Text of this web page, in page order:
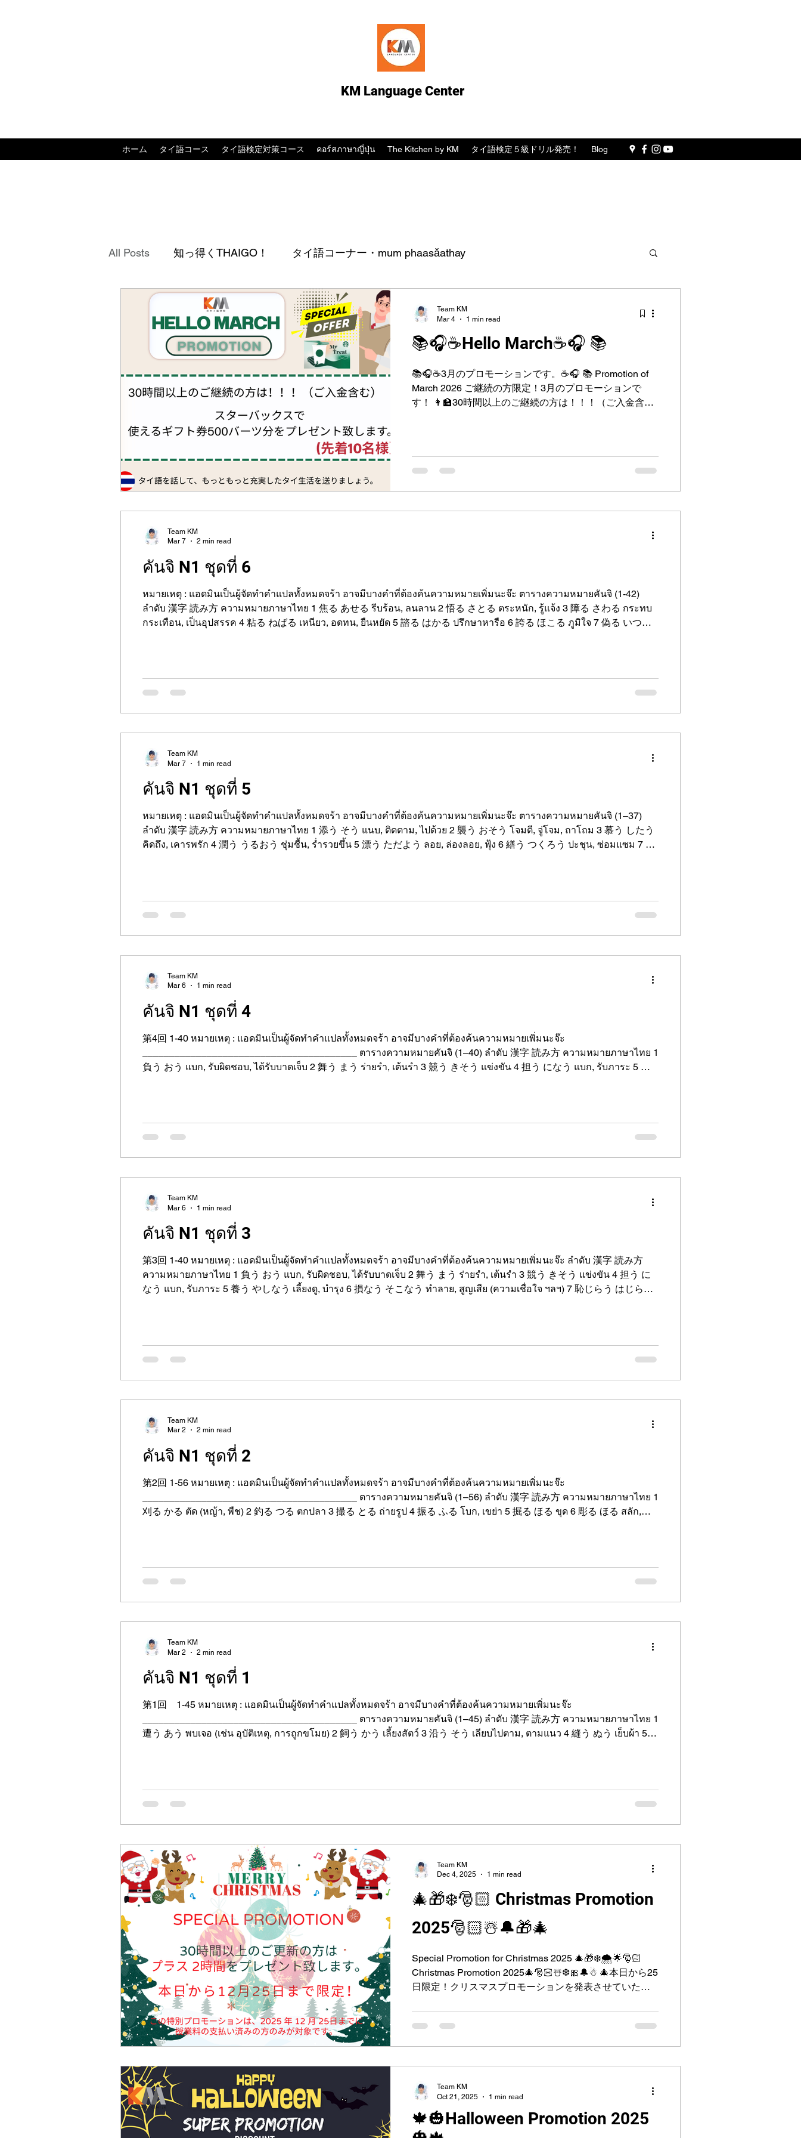
KM Language Center
ホーム タイ語コース タイ語検定対策コース คอร์สภาษาญี่ปุ่น The Kitchen by KM タイ語検定５級ドリル発売！ Blog
All Posts 知っ得くTHAIGO！ タイ語コーナー・mum phaasǎathay
日本語クラス・ห้องเรียนภาษาญี่ปุ่น・สรุปN5
📚🎧☕Hello March☕🎧 📚
📚🎧☕3月のプロモーションです。☕🎧 📚 Promotion of
March 2026 ご継続の方限定！3月のプロモーションで
す！ 👩‍🏫30時間以上のご継続の方は！！！（ご入金含
にもっと充実したタイ生活を送りましょう。 是非このチ
ャンスを見逃さないようにしてくださいね。 その他ご質
問やご相談ございましたらいつでもご連絡お待ちしてお
มีนาคม พิเศษสำหรับนักเรียนปัจจุบันที่จะต่อคอร์สเท่านั้นจร้า!
Team KM
Mar 4
1 min read
คันจิ N1 ชุดที่ 6
หมายเหตุ : แอดมินเป็นผู้จัดทำคำแปลทั้งหมดจร้า อาจมีบางคำที่ต้องค้นความหมายเพิ่มนะจ๊ะ ตารางความหมายคันจิ (1-42)
ลำดับ 漢字 読み方 ความหมายภาษาไทย 1 焦る あせる รีบร้อน, ลนลาน 2 悟る さとる ตระหนัก, รู้แจ้ง 3 障る さわる กระทบ
กระเทือน, เป็นอุปสรรค 4 粘る ねばる เหนียว, อดทน, ยืนหยัด 5 諮る はかる ปรึกษาหารือ 6 誇る ほこる ภูมิใจ 7 偽る いつわ
Team KM
Mar 7
2 min read
คันจิ N1 ชุดที่ 5
หมายเหตุ : แอดมินเป็นผู้จัดทำคำแปลทั้งหมดจร้า อาจมีบางคำที่ต้องค้นความหมายเพิ่มนะจ๊ะ ตารางความหมายคันจิ (1–37)
ลำดับ 漢字 読み方 ความหมายภาษาไทย 1 添う そう แนบ, ติดตาม, ไปด้วย 2 襲う おそう โจมตี, จู่โจม, ถาโถม 3 慕う したう
คิดถึง, เคารพรัก 4 潤う うるおう ชุ่มชื้น, ร่ำรวยขึ้น 5 漂う ただよう ลอย, ล่องลอย, ฟุ้ง 6 繕う つくろう ปะชุน, ซ่อมแซม 7 賄
Team KM
Mar 7
1 min read
คันจิ N1 ชุดที่ 4
第4回 1-40 หมายเหตุ : แอดมินเป็นผู้จัดทำคำแปลทั้งหมดจร้า อาจมีบางคำที่ต้องค้นความหมายเพิ่มนะจ๊ะ
________________________________________ ตารางความหมายคันจิ (1–40) ลำดับ 漢字 読み方 ความหมายภาษาไทย 1
負う おう แบก, รับผิดชอบ, ได้รับบาดเจ็บ 2 舞う まう ร่ายรำ, เต้นรำ 3 競う きそう แข่งขัน 4 担う になう แบก, รับภาระ 5 養
Team KM
Mar 6
1 min read
คันจิ N1 ชุดที่ 3
第3回 1-40 หมายเหตุ : แอดมินเป็นผู้จัดทำคำแปลทั้งหมดจร้า อาจมีบางคำที่ต้องค้นความหมายเพิ่มนะจ๊ะ ลำดับ 漢字 読み方
ความหมายภาษาไทย 1 負う おう แบก, รับผิดชอบ, ได้รับบาดเจ็บ 2 舞う まう ร่ายรำ, เต้นรำ 3 競う きそう แข่งขัน 4 担う に
なう แบก, รับภาระ 5 養う やしなう เลี้ยงดู, บำรุง 6 損なう そこなう ทำลาย, สูญเสีย (ความเชื่อใจ ฯลฯ) 7 恥じらう はじらう
Team KM
Mar 6
1 min read
คันจิ N1 ชุดที่ 2
第2回 1-56 หมายเหตุ : แอดมินเป็นผู้จัดทำคำแปลทั้งหมดจร้า อาจมีบางคำที่ต้องค้นความหมายเพิ่มนะจ๊ะ
________________________________________ ตารางความหมายคันจิ (1–56) ลำดับ 漢字 読み方 ความหมายภาษาไทย 1
刈る かる ตัด (หญ้า, พืช) 2 釣る つる ตกปลา 3 撮る とる ถ่ายรูป 4 振る ふる โบก, เขย่า 5 掘る ほる ขุด 6 彫る ほる สลัก,
Team KM
Mar 2
2 min read
คันจิ N1 ชุดที่ 1
第1回 1-45 หมายเหตุ : แอดมินเป็นผู้จัดทำคำแปลทั้งหมดจร้า อาจมีบางคำที่ต้องค้นความหมายเพิ่มนะจ๊ะ
________________________________________ ตารางความหมายคันจิ (1–45) ลำดับ 漢字 読み方 ความหมายภาษาไทย 1
遭う あう พบเจอ (เช่น อุบัติเหตุ, การถูกขโมย) 2 飼う かう เลี้ยงสัตว์ 3 沿う そう เลียบไปตาม, ตามแนว 4 縫う ぬう เย็บผ้า 5
Team KM
Mar 2
2 min read
🎄🎁❄️🎅🏻 Christmas Promotion
2025🎅🏻☃️🔔🎁🎄
Special Promotion for Christmas 2025 🎄🎁❄️🌨️🌟🎅🏻
Christmas Promotion 2025🎄🎅🏻☃️❆🎀🔔☃︎ 🎄本日から25
日限定！クリスマスプロモーションを発表させていただ
間をプレゼント致します。 🎁70時間以上のご更新・ご継
続の方は、＋5時間をプレゼント致します。 ❄️🎄備考： ①
☃️この特別プロモーションは、2025 年12 月25 日までに
い。 ③ ☃️この特別プロモーションはご継続・ご更新の方
の在校生に適用されています。 🎄Special Promotion
ต้อนรับเทศกาลคริสมาสต์ ปี 2025🎄 🎄🎁❄️🌟🎅🏻โปรโมชั่
นพิเศษ เริ่มตั้งแต่วันนี้ ถึง วันที่ 25 ธันวาคมนี้เท
Team KM
Dec 4, 2025
1 min read
🍁🎃Halloween Promotion 2025
Team KM
Oct 21, 2025
1 min read